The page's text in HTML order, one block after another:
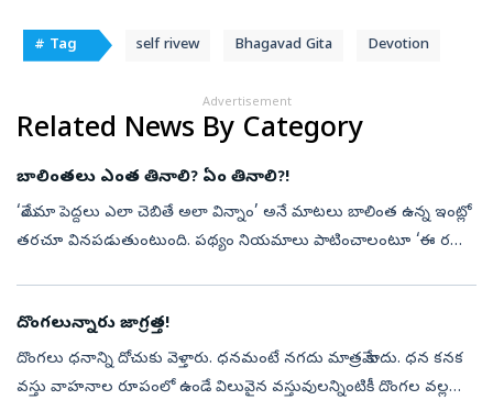
# Tag self rivew Bhagavad Gita Devotion
Advertisement
Related News By Category
బాలింతలు ఎంత తినాలి? ఏం తినాలి?!
‘మేం మా పెద్దలు ఎలా చెబితే అలా విన్నాం’ అనే మాటలు బాలింత ఉన్న ఇంట్లో
తరచూ వినపడుతుంటుంది. పథ్యం నియమాలు పాటించాలంటూ ‘ఈ రకం
దొంగలున్నారు జాగ్రత్త!
దొంగలు ధనాన్ని దోచుకు వెళ్తారు. ధనమంటే నగదు మాత్రమే కాదు. ధన కనక
వస్తు వాహనాల రూపంలో ఉండే విలువైన వస్తువులన్నింటికీ దొంగల వల్ల